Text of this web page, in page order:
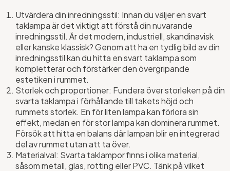
Utvärdera din inredningsstil: Innan du väljer en svart
taklampa är det viktigt att förstå din nuvarande
inredningsstil. Är det modern, industriell, skandinavisk
eller kanske klassisk? Genom att ha en tydlig bild av din
inredningsstil kan du hitta en svart taklampa som
kompletterar och förstärker den övergripande
estetiken i rummet.
Storlek och proportioner: Fundera över storleken på din
svarta taklampa i förhållande till takets höjd och
rummets storlek. En för liten lampa kan förlora sin
effekt, medan en för stor lampa kan dominera rummet.
Försök att hitta en balans där lampan blir en integrerad
del av rummet utan att ta över.
Materialval: Svarta taklampor finns i olika material,
såsom metall, glas, rotting eller PVC. Tänk på vilket